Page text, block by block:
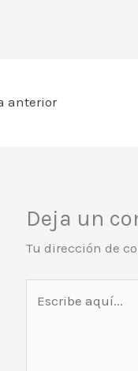
anterior
Deja un
Tu dirección de